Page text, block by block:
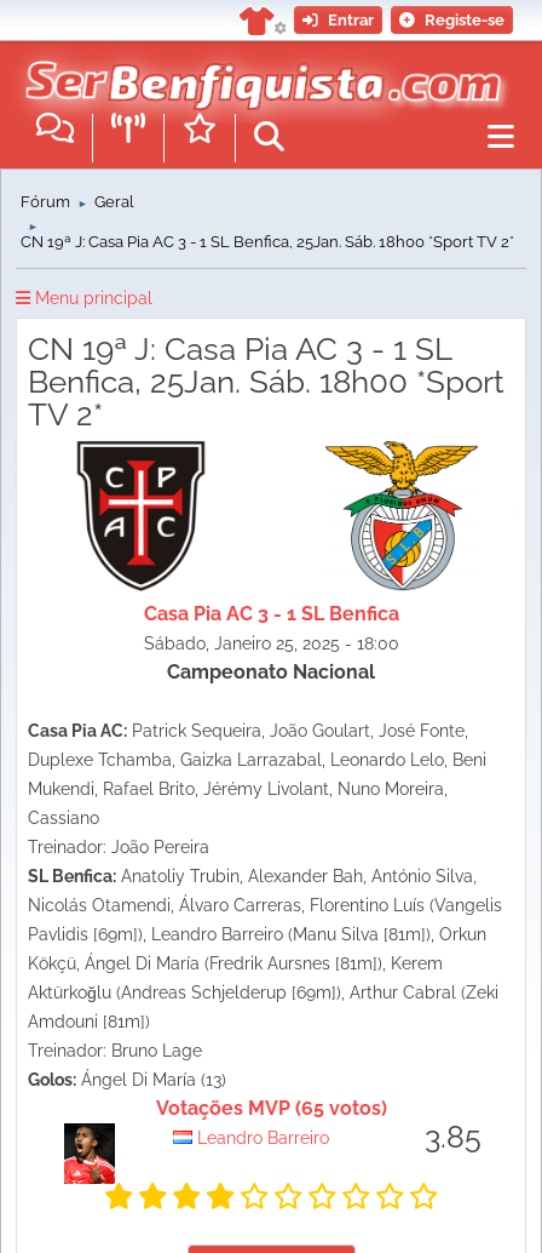
Entrar Registe-se
Fórum ► Geral
►
CN 19ª J: Casa Pia AC 3 - 1 SL Benfica, 25Jan. Sáb. 18h00 *Sport TV 2*
Menu principal
CN 19ª J: Casa Pia AC 3 - 1 SL
Benfica, 25Jan. Sáb. 18h00 *Sport
TV 2*
Casa Pia AC 3 - 1 SL Benfica
Sábado, Janeiro 25, 2025 - 18:00
Campeonato Nacional
Casa Pia AC: Patrick Sequeira, João Goulart, José Fonte,
Duplexe Tchamba, Gaizka Larrazabal, Leonardo Lelo, Beni
Mukendi, Rafael Brito, Jérémy Livolant, Nuno Moreira,
Cassiano
Treinador: João Pereira
SL Benfica: Anatoliy Trubin, Alexander Bah, António Silva,
Nicolás Otamendi, Álvaro Carreras, Florentino Luís (Vangelis
Pavlidis [69m]), Leandro Barreiro (Manu Silva [81m]), Orkun
Kökçü, Ángel Di María (Fredrik Aursnes [81m]), Kerem
Aktürkoğlu (Andreas Schjelderup [69m]), Arthur Cabral (Zeki
Amdouni [81m])
Treinador: Bruno Lage
Golos: Ángel Di María (13)
Votações MVP (65 votos)
Leandro Barreiro 3.85